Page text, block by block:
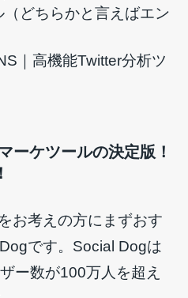
どちらかと言えばエン
｜高機能Twitter分析ツ
ケツールの決定版！
お考えの方にまずおす
です。Social Dogは
ー数が100万人を超え